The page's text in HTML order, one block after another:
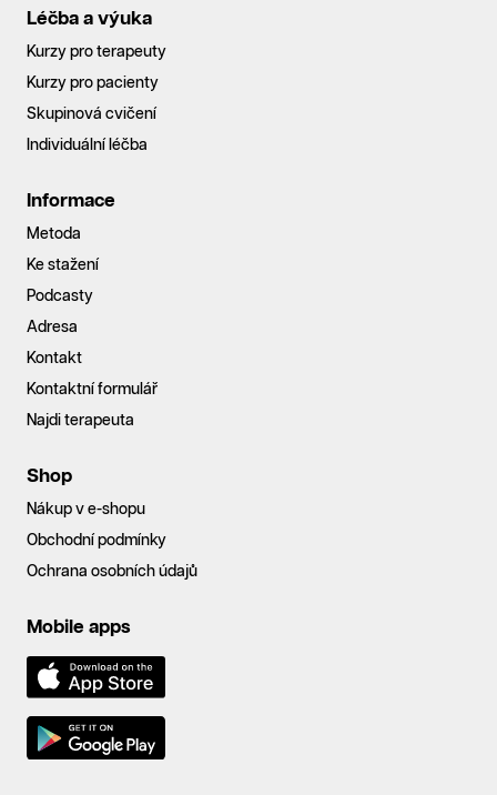
Léčba a výuka
Kurzy pro terapeuty
Kurzy pro pacienty
Skupinová cvičení
Individuální léčba
Informace
Metoda
Ke stažení
Podcasty
Adresa
Kontakt
Kontaktní formulář
Najdi terapeuta
Shop
Nákup v e-shopu
Obchodní podmínky
Ochrana osobních údajů
Mobile apps